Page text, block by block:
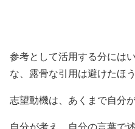
参考として活用する分には
な、露骨な引用は避けたほ
志望動機は、あくまで自分
自分が考え、自分の言葉で